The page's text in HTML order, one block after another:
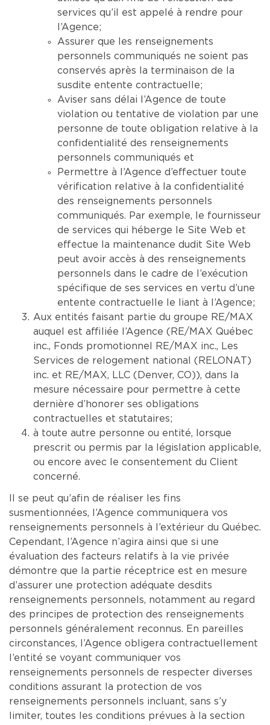
services qu’il est appelé à rendre pour
l’Agence;
Assurer que les renseignements
personnels communiqués ne soient pas
conservés après la terminaison de la
susdite entente contractuelle;
Aviser sans délai l’Agence de toute
violation ou tentative de violation par une
personne de toute obligation relative à la
confidentialité des renseignements
personnels communiqués et
Permettre à l’Agence d’effectuer toute
vérification relative à la confidentialité
des renseignements personnels
communiqués. Par exemple, le fournisseur
de services qui héberge le Site Web et
effectue la maintenance dudit Site Web
peut avoir accès à des renseignements
personnels dans le cadre de l’exécution
spécifique de ses services en vertu d’une
entente contractuelle le liant à l’Agence;
Aux entités faisant partie du groupe RE/MAX
auquel est affiliée l’Agence (RE/MAX Québec
inc., Fonds promotionnel RE/MAX inc., Les
Services de relogement national (RELONAT)
inc. et RE/MAX, LLC (Denver, CO)), dans la
mesure nécessaire pour permettre à cette
dernière d’honorer ses obligations
contractuelles et statutaires;
à toute autre personne ou entité, lorsque
prescrit ou permis par la législation applicable,
ou encore avec le consentement du Client
concerné.
Il se peut qu’afin de réaliser les fins
susmentionnées, l’Agence communiquera vos
renseignements personnels à l’extérieur du Québec.
Cependant, l’Agence n’agira ainsi que si une
évaluation des facteurs relatifs à la vie privée
démontre que la partie réceptrice est en mesure
d’assurer une protection adéquate desdits
renseignements personnels, notamment au regard
des principes de protection des renseignements
personnels généralement reconnus. En pareilles
circonstances, l’Agence obligera contractuellement
l’entité se voyant communiquer vos
renseignements personnels de respecter diverses
conditions assurant la protection de vos
renseignements personnels incluant, sans s’y
limiter, toutes les conditions prévues à la section